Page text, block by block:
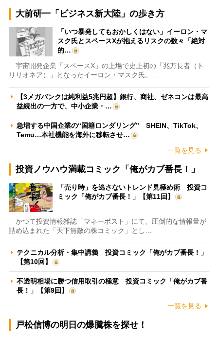
大前研一「ビジネス新大陸」の歩き方
「いつ暴発してもおかしくはない」イーロン・マ
スク氏とスペースXが抱えるリスクの数々「絶対
的…
宇宙開発企業「スペースX」の上場で史上初の「兆万長者（ト
リリオネア）」となったイーロン・マスク氏。…
【3メガバンクは純利益5兆円超】銀行、商社、ゼネコンは最高
益続出の一方で、中小企業・…
急増する中国企業の“国籍ロンダリング” SHEIN、TikTok、
Temu…本社機能を海外に移転させ…
一覧を見る
投資ノウハウ満載コミック「俺がカブ番長！」
「売り時」を逃さないトレンド見極め術 投資コ
ミック「俺がカブ番長！」【第11回】
かつて投資情報雑誌「マネーポスト」にて、圧倒的な情報量が
詰め込まれた「天下無敵の株コミック」とし…
テクニカル分析・集中講義 投資コミック「俺がカブ番長！」
【第10回】
不透明相場に勝つ信用取引の極意 投資コミック「俺がカブ番
長！」【第9回】
一覧を見る
戸松信博の明日の爆騰株を探せ！